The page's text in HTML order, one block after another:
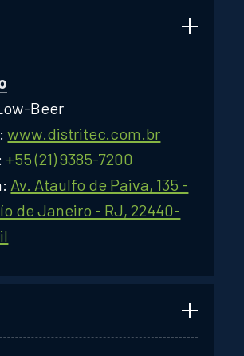
Beer
www.distritec.com.br
+55 (21) 9385-7200
Av. Ataulfo de Paiva, 135 -
de Janeiro - RJ, 22440-